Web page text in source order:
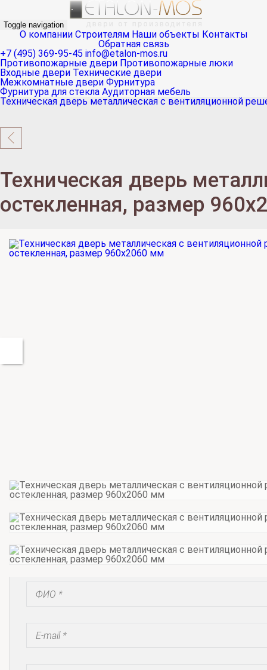
Toggle navigation
О компании Строителям Наши объекты Контакты
Обратная связь
+7 (495) 369-95-45 info@etalon-mos.ru
Противопожарные двери Противопожарные люки
Входные двери Технические двери
Межкомнатные двери Фурнитура
Фурнитура для стекла Аудиторная мебель
Техническая дверь металлическая с вентиляционной
Техническая дверь
остекленная, размер